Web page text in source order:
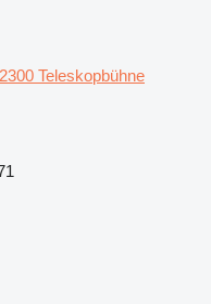
Teleskopbühne